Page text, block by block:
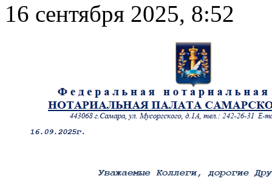
16 сентября 2025, 8:52